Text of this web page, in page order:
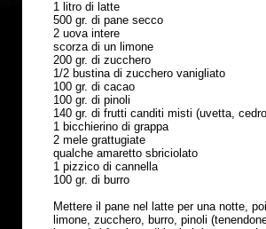
1 litro di latte
500 gr. di pane secco
2 uova intere
scorza di un limone
200 gr. di zucchero
1/2 bustina di zucchero vanigliato
100 gr. di cacao
100 gr. di pinoli
140 gr. di frutti canditi misti (uvetta,
1 bicchierino di grappa
2 mele grattugiate
qualche amaretto sbriciolato
1 pizzico di cannella
100 gr. di burro
Mettere il pane nel latte per una notte,
limone, zucchero, burro, pinoli